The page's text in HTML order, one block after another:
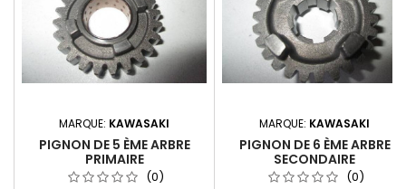
MARQUE: KAWASAKI
PIGNON DE 5 ÈME ARBRE
PRIMAIRE
(0)
MARQUE: KAWASAKI
PIGNON DE 6 ÈME ARBRE
SECONDAIRE
(0)